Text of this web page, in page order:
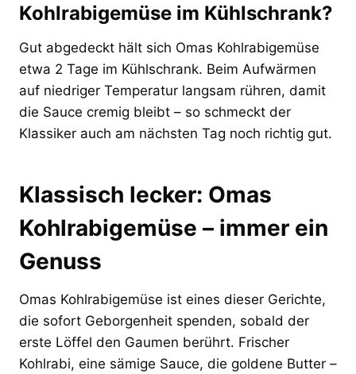
Kohlrabigemüse im Kühlschrank?
Gut abgedeckt hält sich Omas Kohlrabigemüse
etwa 2 Tage im Kühlschrank. Beim Aufwärmen
auf niedriger Temperatur langsam rühren, damit
die Sauce cremig bleibt – so schmeckt der
Klassiker auch am nächsten Tag noch richtig gut.
Klassisch lecker: Omas
Kohlrabigemüse – immer ein
Genuss
Omas Kohlrabigemüse ist eines dieser Gerichte,
die sofort Geborgenheit spenden, sobald der
erste Löffel den Gaumen berührt. Frischer
Kohlrabi, eine sämige Sauce, die goldene Butter –